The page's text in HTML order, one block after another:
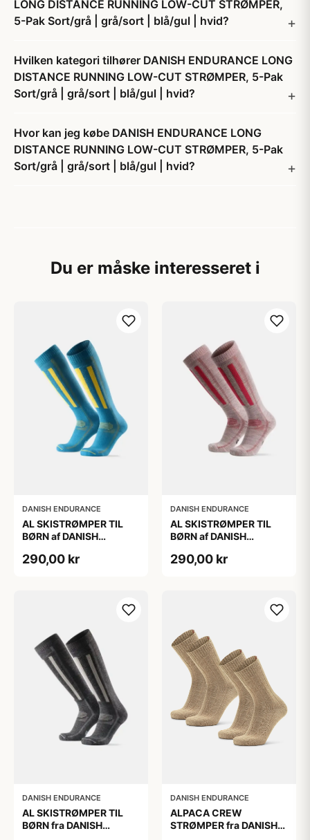
LONG DISTANCE RUNNING LOW-CUT STRØMPER,
5-Pak Sort/grå | grå/sort | blå/gul | hvid?
Hvilken kategori tilhører DANISH ENDURANCE LONG
DISTANCE RUNNING LOW-CUT STRØMPER, 5-Pak
Sort/grå | grå/sort | blå/gul | hvid?
Hvor kan jeg købe DANISH ENDURANCE LONG
DISTANCE RUNNING LOW-CUT STRØMPER, 5-Pak
Sort/grå | grå/sort | blå/gul | hvid?
Du er måske interesseret i
DANISH ENDURANCE
AL SKISTRØMPER TIL
BØRN af DANISH
35-38
290,00 kr
DANISH ENDURANCE
AL SKISTRØMPER TIL
BØRN af DANISH
Lysegrå/Lyserød, 35-38
290,00 kr
DANISH ENDURANCE
AL SKISTRØMPER TIL
BØRN fra DANISH
DANISH ENDURANCE
ALPACA CREW
STRØMPER fra DANISH